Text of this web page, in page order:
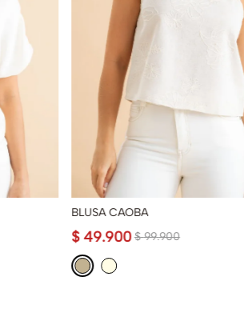
BLUSA CAOBA
$ 99.900
$ 49.900